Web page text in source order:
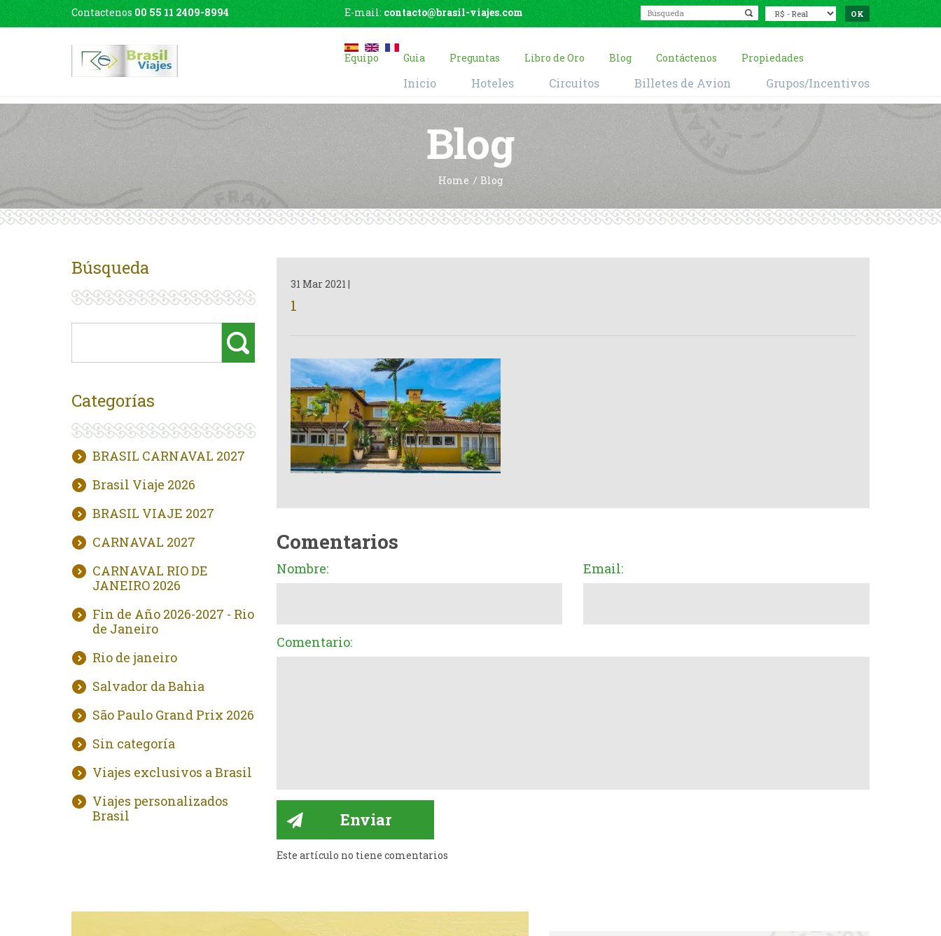
Contactenos 00 55 11 2409-8994 E-mail: contacto@brasil-viajes.com
Equipo Guia Preguntas Libro de Oro Blog Contáctenos Propiedades
Inicio Hoteles Circuitos Billetes de Avion Grupos/Incentivos
Blog
Home Blog
Búsqueda
Categorías
BRASIL CARNAVAL 2027
Brasil Viaje 2026
BRASIL VIAJE 2027
CARNAVAL 2027
CARNAVAL RIO DE
JANEIRO 2026
Fin de Año 2026-2027 - Rio
de Janeiro
Rio de janeiro
Salvador da Bahia
São Paulo Grand Prix 2026
Sin categoría
Viajes exclusivos a Brasil
Viajes personalizados
Brasil
31 Mar 2021 |
1
Comentarios
Nombre: Email:
Comentario:
Este artículo no tiene comentarios